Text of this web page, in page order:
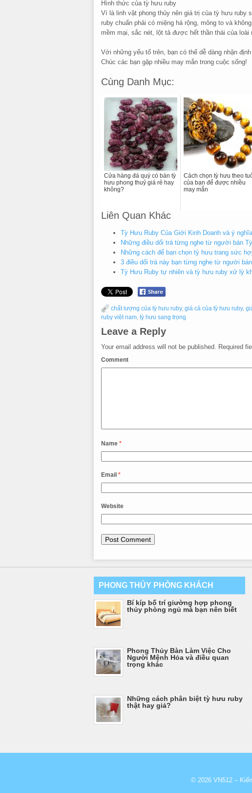
Hình thức của tỳ hưu ruby
Vì là linh vật phong thủy nên giá trị của tỳ hưu
ruby chuẩn phải có miệng há rộng, mông to và
mềm mại, sắc nét, lột tả được hết thần thái của loài
Với những yếu tố trên, bạn có thể dễ dàng nhận
Chúc các bạn gặp nhiều may mắn trong cuộc sống!
Cùng Danh Mục:
Cửa hàng đá quý có bán tỳ
hưu phong thuỷ giá rẻ hay
không?
Cách chọn tỳ hưu theo
của bạn để được nhiều
may mắn
Liên Quan Khác
Tỳ Hưu Ruby Của Giới Kinh Doanh và ý
Những điều dối trá từng nghe từ người bán
Những cách để bạn chọn tỳ hưu trang sức
3 điều dối trá này bạn từng nghe từ người
Tỳ Hưu Ruby tự nhiên và tỳ hưu ruby xử lý
chất lượng của tỳ hưu ruby, giá cả của tỳ hưu ruby,
ruby việt nam, tỳ hưu sang trọng
Leave a Reply
Your email address will not be published. Required
Comment
Name *
Email *
Website
PHONG THỦY PHÒNG KHÁCH
Bí kíp bố trí giường hợp phong
thủy phòng ngủ mà bạn nên biết
Phong Thủy Bàn Làm Việc Cho
Người Mệnh Hỏa và điều quan
trọng khác
Những cách phân biệt tỳ hưu ruby
thật hay giả?
© 2026 VN512 –